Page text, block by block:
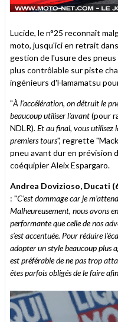
Lucide, le n°25 reconnaît
moto, jusqu'ici en retrait
gestion de l'usure des
plus contrôlable sur piste
ingénieurs d'Hamamatsu
"À l'accélération, on détruit le
beaucoup utiliser l'avant(pour
NDLR). Et au final, vous utilisez
premiers tours", regrette
pneu avant dur en prévision
coéquipier Aleix Espargaro.
Andrea Dovizioso, Ducati
: "C’est dommage car je
Malheureusement, nous avons
performante que celle de nos
s’est accentuée. Pour réduire
adopter un style beaucoup plus
est préférable de ne pas trop
êtes parfois obligés de le faire